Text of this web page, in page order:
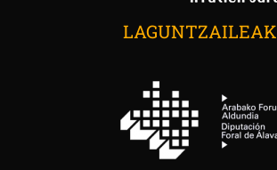
LAGUNTZAILEAK